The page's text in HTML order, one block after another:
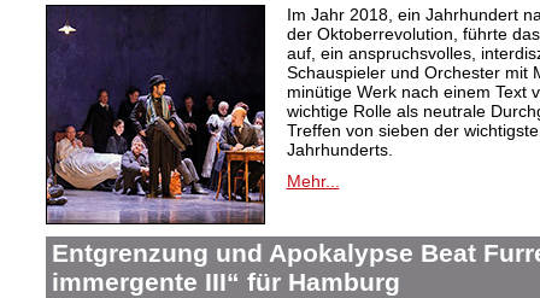
Im Jahr 2018, ein Jahrhundert
der Oktoberrevolution, führte
auf, ein anspruchsvolles,
Schauspieler und Orchester mit
minütige Werk nach einem Text
wichtige Rolle als neutrale
Treffen von sieben der
Jahrhunderts.
Mehr...
Entgrenzung und Apokalypse Beat
immergente III“ für Hamburg